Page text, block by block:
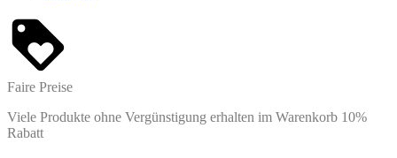
Faire Preise
Viele Produkte ohne Vergünstigung erhalten im Warenkorb 10%
Rabatt